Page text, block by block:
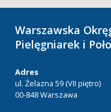
Warszawska
Pielęgniarek i
Adres
ul. Żelazna 59 (VII piętro)
00-848 Warszawa